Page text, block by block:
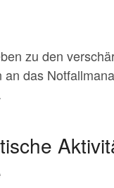
zu den
an das